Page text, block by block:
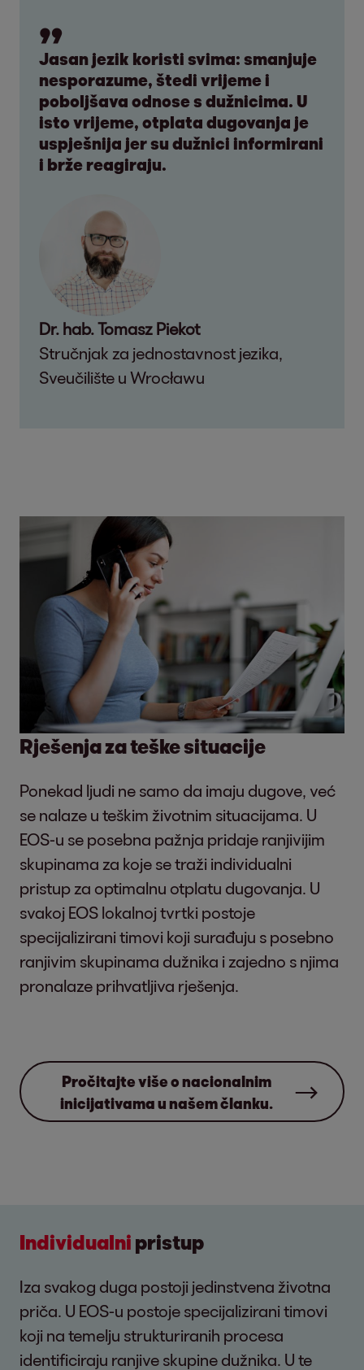
Jasan jezik koristi svima: smanjuje
nesporazume, štedi vrijeme i
poboljšava odnose s dužnicima. U
isto vrijeme, otplata dugovanja je
uspješnija jer su dužnici informirani
i brže reagiraju.
Dr. hab. Tomasz Piekot
Stručnjak za jednostavnost jezika,
Sveučilište u Wrocławu
Rješenja za teške situacije
Ponekad ljudi ne samo da imaju dugove, već
se nalaze u teškim životnim situacijama. U
EOS-u se posebna pažnja pridaje ranjivijim
skupinama za koje se traži individualni
pristup za optimalnu otplatu dugovanja. U
svakoj EOS lokalnoj tvrtki postoje
specijalizirani timovi koji surađuju s posebno
ranjivim skupinama dužnika i zajedno s njima
pronalaze prihvatljiva rješenja.
Pročitajte više o nacionalnim
inicijativama u našem članku.
Individualni pristup
Iza svakog duga postoji jedinstvena životna
priča. U EOS-u postoje specijalizirani timovi
koji na temelju strukturiranih procesa
identificiraju ranjive skupine dužnika. U te